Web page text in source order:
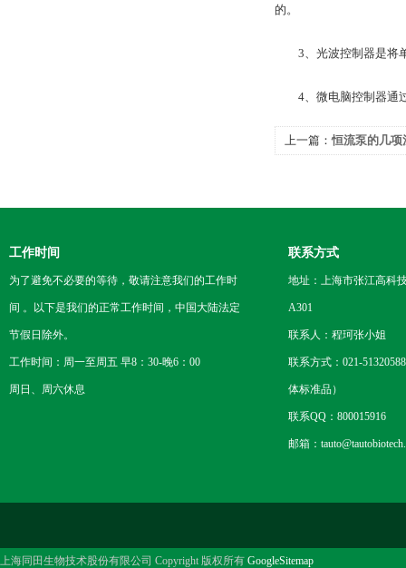
的。
3、光波控制器是将单
4、微电脑控制器通过
上一篇：恒流泵的几项
工作时间
为了避免不必要的等待，敬请注意我们的工作时
间 。以下是我们的正常工作时间，中国大陆法定
节假日除外。
工作时间：周一至周五 早8：30-晚6：00
周日、周六休息
联系方式
地址：上海市张江高科
A301
联系人：程珂张小姐
联系方式：021-
体标准品）
联系QQ：800015916
邮箱：
上海同田生物技术股份有限公司 Copyright 版权所有 GoogleSitemap